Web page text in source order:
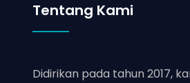
Tentang Kami
Didirikan pada tahun 2017,